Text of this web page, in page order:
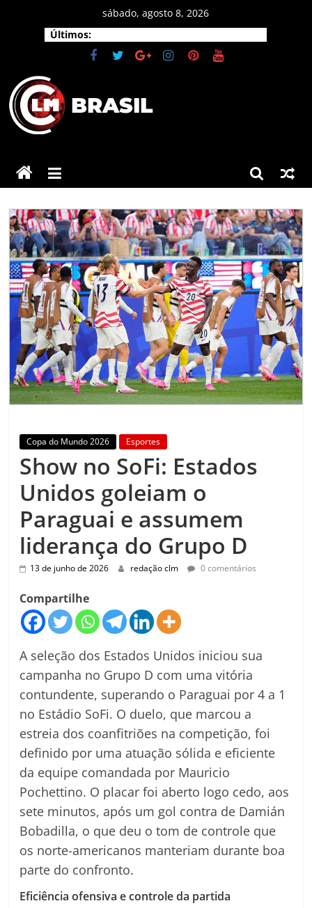
sábado, agosto 8, 2026
Últimos:
CLM
Brasil
As
principais
notícias
do
Brasil
e
do
mundo.
Copa do Mundo 2026 Esportes
Show no SoFi: Estados
Unidos goleiam o
Paraguai e assumem
liderança do Grupo D
13 de junho de 2026 redação clm 0 comentários
Compartilhe
A seleção dos Estados Unidos iniciou sua
campanha no Grupo D com uma vitória
contundente, superando o Paraguai por 4 a 1
no Estádio SoFi. O duelo, que marcou a
estreia dos coanfitriões na competição, foi
definido por uma atuação sólida e eficiente
da equipe comandada por Mauricio
Pochettino. O placar foi aberto logo cedo, aos
sete minutos, após um gol contra de Damián
Bobadilla, o que deu o tom de controle que
os norte-americanos manteriam durante boa
parte do confronto.
Eficiência ofensiva e controle da partida